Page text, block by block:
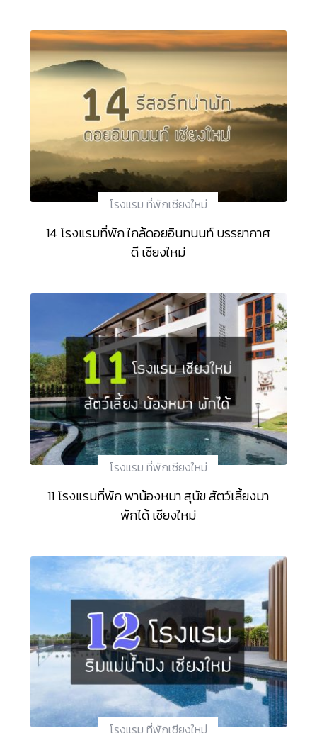
โรงแรม ที่พักเชียงใหม่
14 โรงแรมที่พัก ใกล้ดอยอินทนนท์ บรรยากาศ
ดี เชียงใหม่
โรงแรม ที่พักเชียงใหม่
11 โรงแรมที่พัก พาน้องหมา สุนัข สัตว์เลี้ยงมา
พักได้ เชียงใหม่